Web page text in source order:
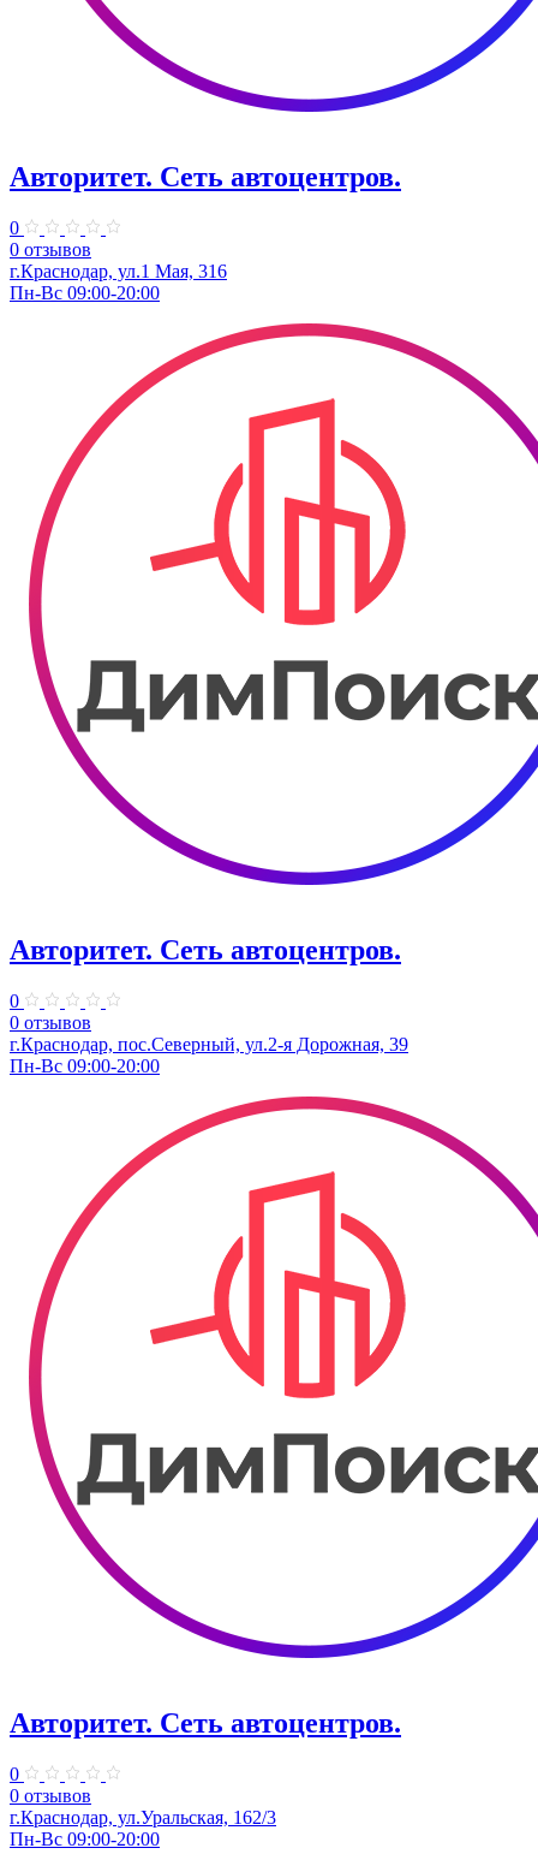
Авторитет. ​Сеть автоцентров.
0
0 отзывов
г.Краснодар, ул.​1 Мая, 316
Пн-Вс 09:00-20:00
Авторитет. ​Сеть автоцентров.
0
0 отзывов
г.Краснодар, пос.Северный, ул.2-я ​Дорожная, 39​
Пн-Вс 09:00-20:00
Авторитет. ​Сеть автоцентров.
0
0 отзывов
г.Краснодар, ул.Уральская, 162/3
Пн-Вс 09:00-20:00